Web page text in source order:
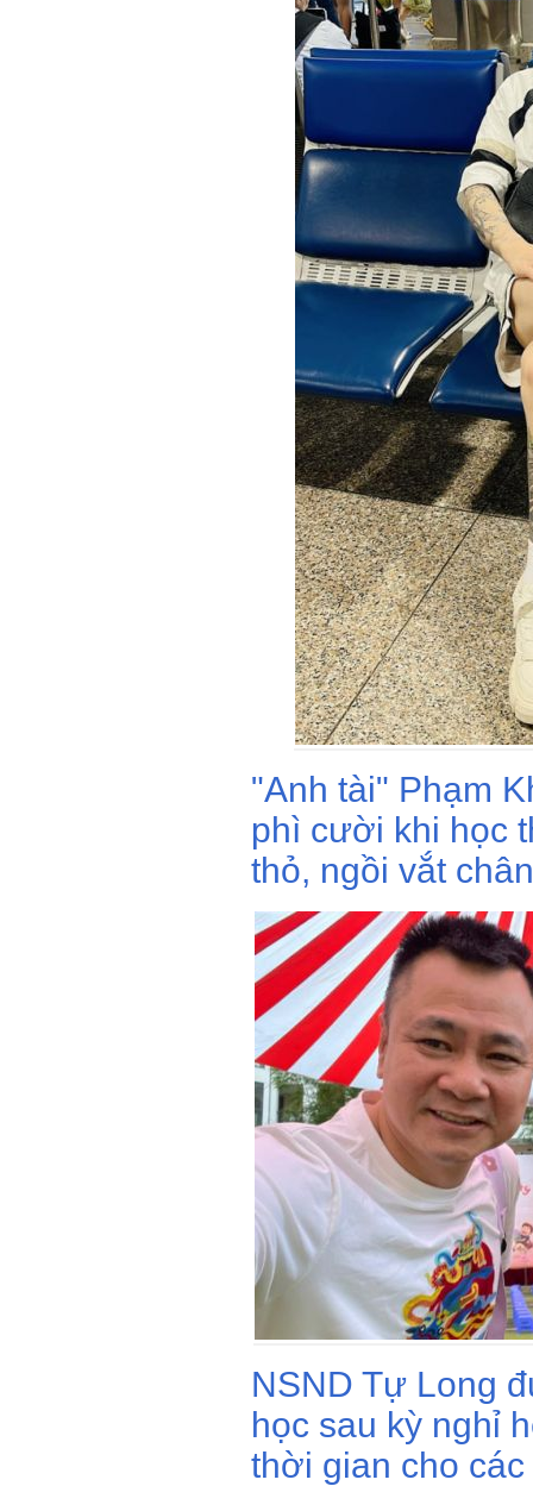
"Anh tài" Phạm
phì cười khi học
thỏ, ngồi vắt
NSND Tự Long
học sau kỳ nghỉ
thời gian cho